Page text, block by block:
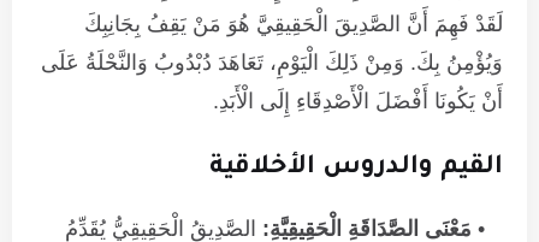
لَقَدْ فَهِمَ أَنَّ الصَّدِيقَ الْحَقِيقِيَّ هُوَ مَنْ يَقِفُ بِجَانِبِكَ
وَيُؤْمِنُ بِكَ. وَمِنْ ذَلِكَ الْيَوْمِ، تَعَاهَدَ دُبْدُوبُ وَالنَّحْلَةُ عَلَى
أَنْ يَكُونَا أَفْضَلَ الْأَصْدِقَاءِ إِلَى الْأَبَدِ.
القيم والدروس الأخلاقية
مَعْنَى الصَّدَاقَةِ الْحَقِيقِيَّةِ: الصَّدِيقُ الْحَقِيقِيُّ يُقَدِّمُ